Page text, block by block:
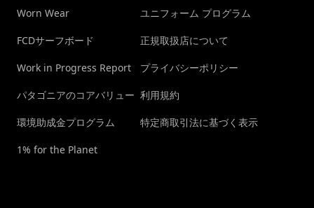
Worn Wear
FCDサーフボード
Work in Progress Report
パタゴニアのコアバリュー
環境助成金プログラム
1% for the Planet
ユニフォーム プログラム
正規取扱店について
プライバシーポリシー
利用規約
特定商取引法に基づく表示